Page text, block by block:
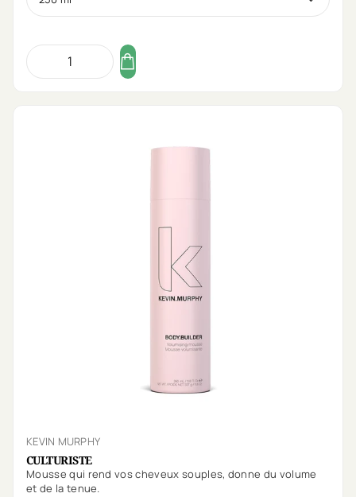
KEVIN MURPHY
CULTURISTE
Mousse qui rend vos cheveux souples, donne du volume
et de la tenue.